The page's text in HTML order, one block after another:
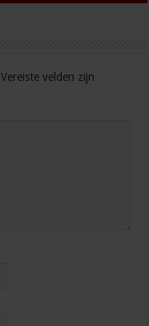
Vereiste velden zijn